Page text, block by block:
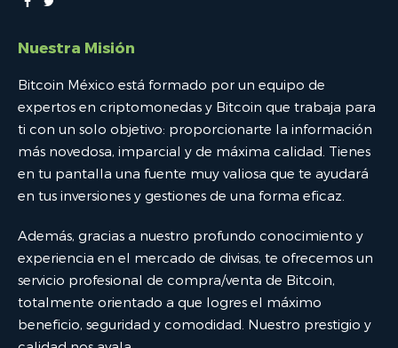
Nuestra Misión
Bitcoin México está formado por un equipo de
expertos en criptomonedas y Bitcoin que trabaja para
ti con un solo objetivo: proporcionarte la información
más novedosa, imparcial y de máxima calidad. Tienes
en tu pantalla una fuente muy valiosa que te ayudará
en tus inversiones y gestiones de una forma eficaz.
Además, gracias a nuestro profundo conocimiento y
experiencia en el mercado de divisas, te ofrecemos un
servicio profesional de compra/venta de Bitcoin,
totalmente orientado a que logres el máximo
beneficio, seguridad y comodidad. Nuestro prestigio y